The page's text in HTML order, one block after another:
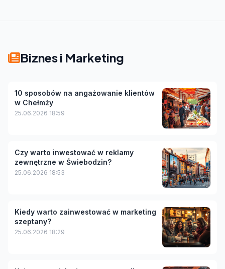
Biznes i Marketing
10 sposobów na angażowanie klientów
w Chełmży
25.06.2026 18:59
Czy warto inwestować w reklamy
zewnętrzne w Świebodzin?
25.06.2026 18:53
Kiedy warto zainwestować w marketing
szeptany?
25.06.2026 18:29